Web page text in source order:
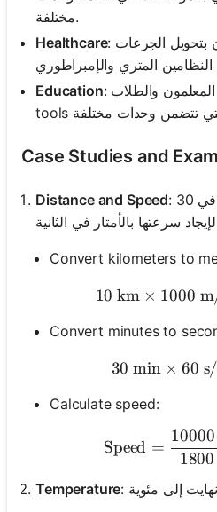
مختلفة.
Healthcare: يقوم المتخصصون الطبيون بتحويل الجرعات
Education: يستخدم المعلمون والطلاب Conversion
Case Studies and
Distance and Speed: تسير سيارة 10 كيلومترات في 30
Convert kilometers to
10 km × 1000
Convert minutes to
30 min × 60
Calculate speed:
Speed =
1800
10000
Temperature